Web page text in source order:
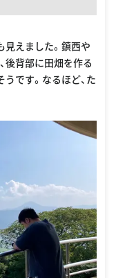
見えました。鎮西や
後背部に田畑を作る
です。なるほど、た